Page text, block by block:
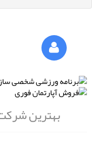
بهترین